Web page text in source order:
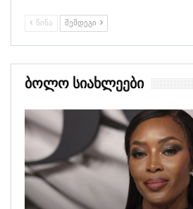
ᲬᲘᲜᲐ ᲨᲔᲛᲓᲔᲒᲘ
Ბოლო Სიახლეები